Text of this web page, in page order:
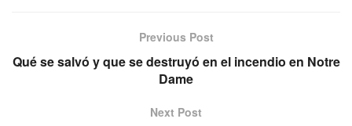
Previous Post
Qué se salvó y que se destruyó en el incendio en Notre
Dame
Next Post